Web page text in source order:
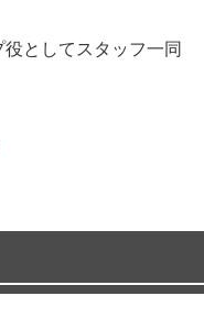
としてスタッフ一同
らの朝捕れ新鮮鮮魚
」から朝採れ無農薬